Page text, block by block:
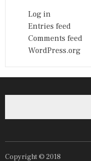
Log in
Entries feed
Comments feed
WordPress.org
Copyright © 2018